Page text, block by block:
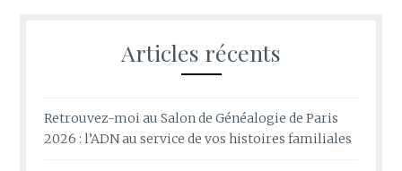
Articles récents
Retrouvez-moi au Salon de Généalogie de Paris
2026 : l’ADN au service de vos histoires familiales